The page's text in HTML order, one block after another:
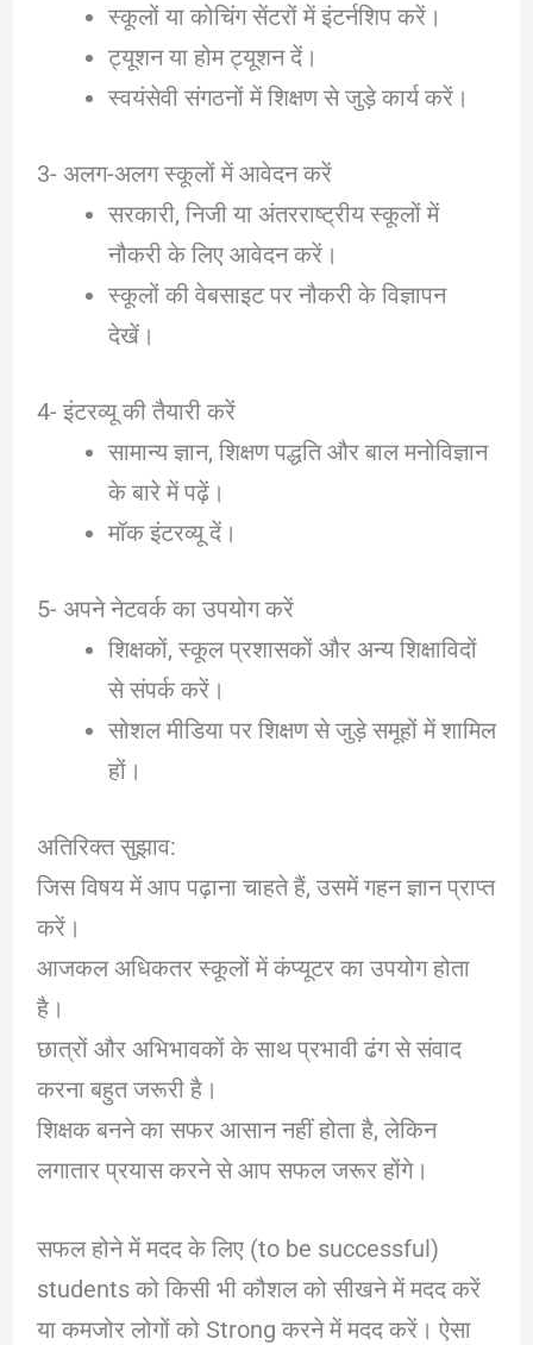
स्कूलों या कोचिंग सेंटरों में इंटर्नशिप करें।
ट्यूशन या होम ट्यूशन दें।
स्वयंसेवी संगठनों में शिक्षण से जुड़े कार्य करें।
3- अलग-अलग स्कूलों में आवेदन करें
सरकारी, निजी या अंतरराष्ट्रीय स्कूलों में
नौकरी के लिए आवेदन करें।
स्कूलों की वेबसाइट पर नौकरी के विज्ञापन
देखें।
4- इंटरव्यू की तैयारी करें
सामान्य ज्ञान, शिक्षण पद्धति और बाल मनोविज्ञान
के बारे में पढ़ें।
मॉक इंटरव्यू दें।
5- अपने नेटवर्क का उपयोग करें
शिक्षकों, स्कूल प्रशासकों और अन्य शिक्षाविदों
से संपर्क करें।
सोशल मीडिया पर शिक्षण से जुड़े समूहों में शामिल
हों।
अतिरिक्त सुझाव:
जिस विषय में आप पढ़ाना चाहते हैं, उसमें गहन ज्ञान प्राप्त
करें।
आजकल अधिकतर स्कूलों में कंप्यूटर का उपयोग होता
है।
छात्रों और अभिभावकों के साथ प्रभावी ढंग से संवाद
करना बहुत जरूरी है।
शिक्षक बनने का सफर आसान नहीं होता है, लेकिन
लगातार प्रयास करने से आप सफल जरूर होंगे।
सफल होने में मदद के लिए (to be successful)
students को किसी भी कौशल को सीखने में मदद करें
या कमजोर लोगों को Strong करने में मदद करें। ऐसा